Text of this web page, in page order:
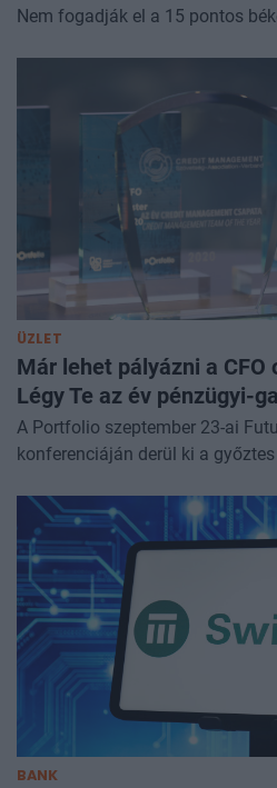
Nem fogadják el a 15 pontos
ÜZLET
Már lehet pályázni a
Légy Te az év pénzügyi-
A Portfolio szeptember 23-ai
konferenciáján derül ki a győztes
BANK